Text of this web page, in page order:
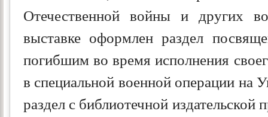
Отечественной войны и других
выставке оформлен раздел
погибшим во время исполнения
в специальной военной операции на
раздел с библиотечной